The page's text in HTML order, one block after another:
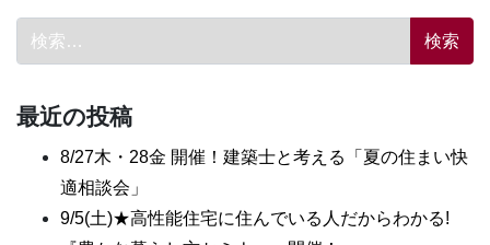
検索:
最近の投稿
8/27木・28金 開催！建築士と考える「夏の住まい快
適相談会」
9/5(土)★高性能住宅に住んでいる人だからわかる!